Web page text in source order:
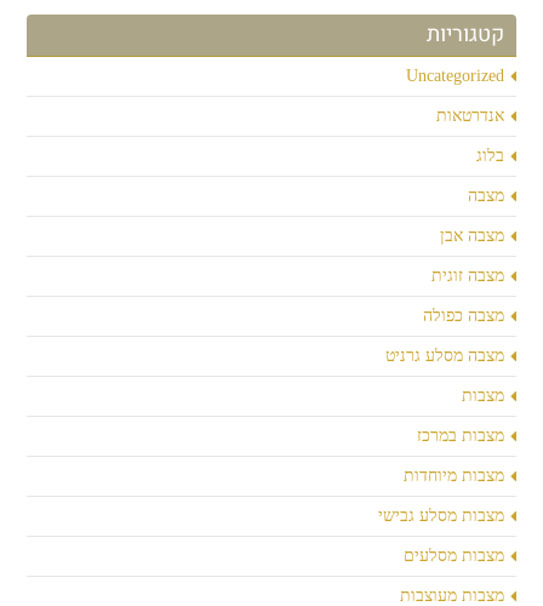
קטגוריות
Uncategorized
אנדרטאות
בלוג
מצבה
מצבה אבן
מצבה זוגית
מצבה כפולה
מצבה מסלע גרניט
מצבות
מצבות במרכז
מצבות מיוחדות
מצבות מסלע גבישי
מצבות מסלעים
מצבות מעוצבות